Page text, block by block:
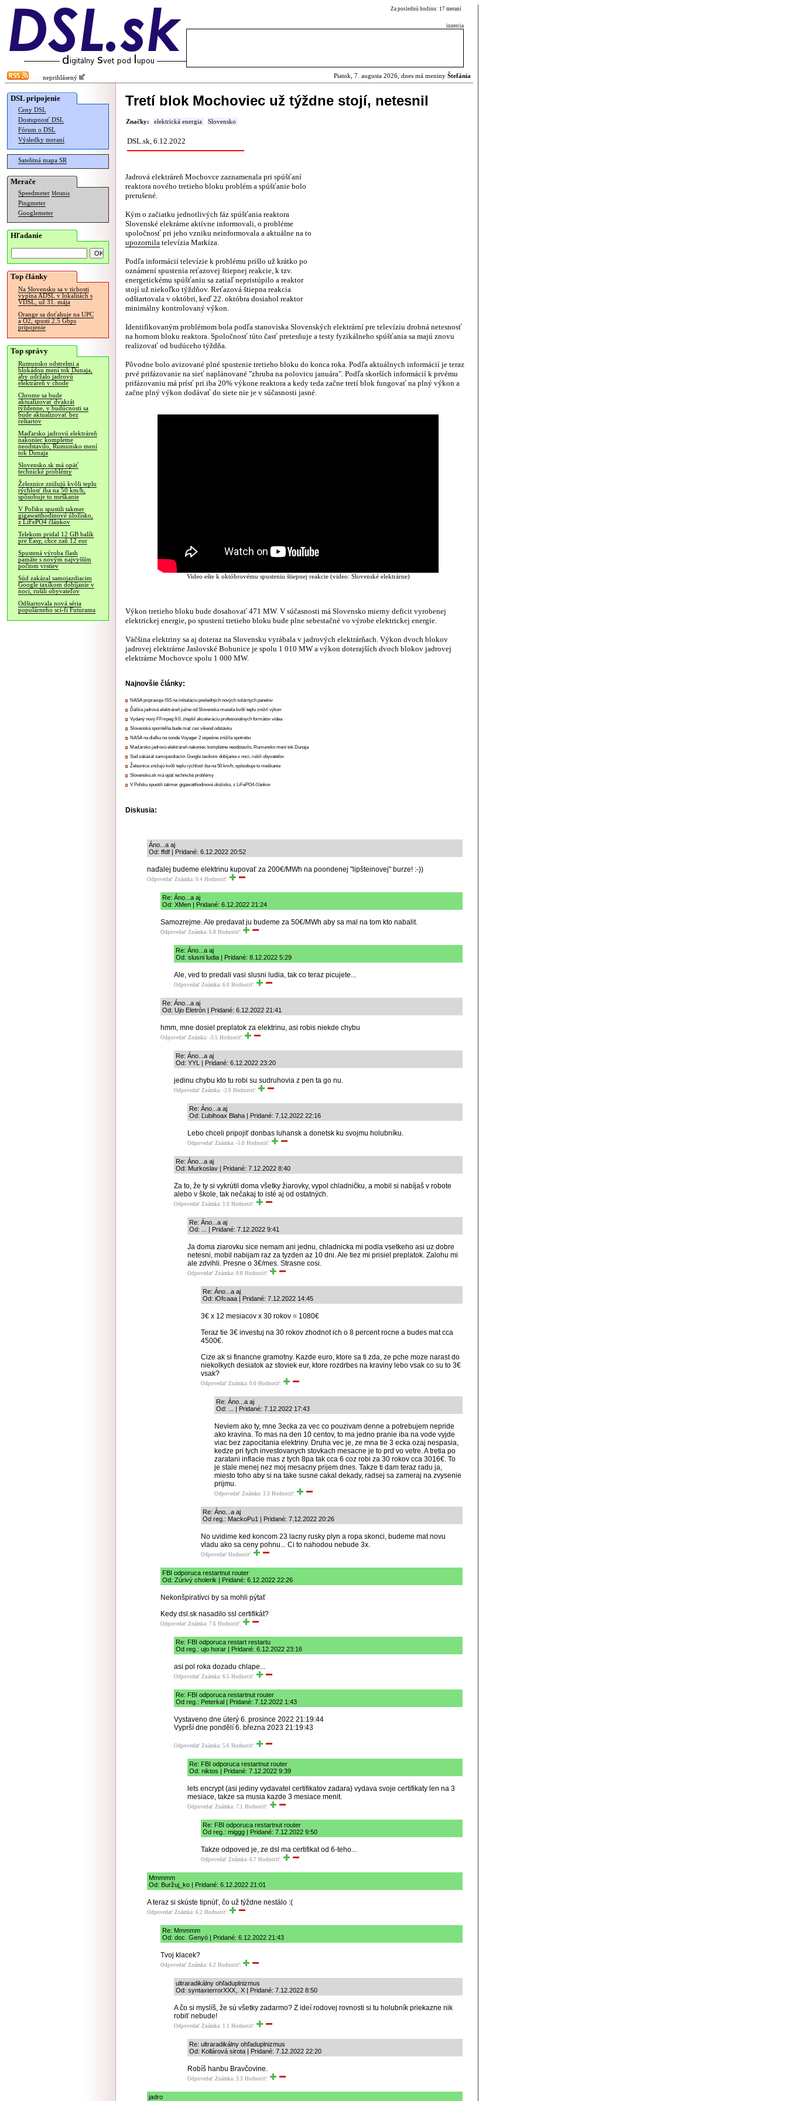
Za poslednú hodinu: 17 meraní
inzercia
neprihlásený Piatok, 7. augusta 2026, dnes má meniny Štefánia
DSL pripojenie
Ceny DSL
Dostupnosť DSL
Fórum o DSL
Výsledky meraní
Satelitná mapa SR
Merače
Speedmeter Merania
Pingmeter
Googlemeter
Hľadanie
Top články
Na Slovensku sa v tichosti
vypína ADSL v lokalitách s
VDSL, už 31. mája
Orange sa doťahuje na UPC
a O2, spustí 2.5 Gbps
pripojenie
Top správy
Rumunsko odstrelmi a
blokádou mení tok Dunaja,
aby udržalo jadrovú
elektráreň v chode
Chrome sa bude
aktualizovať dvakrát
týždenne, v budúcnosti sa
bude aktualizovať bez
reštartov
Maďarsko jadrovú elektráreň
nakoniec kompletne
neodstavilo, Rumunsko mení
tok Dunaja
Slovensko.sk má opäť
technické problémy
Železnice znižujú kvôli teplu
rýchlosť iba na 50 km/h,
spôsobuje to meškanie
V Poľsku spustili takmer
gigawatthodinové úložisko,
z LiFePO4 článkov
Telekom pridal 12 GB balík
pre Easy, chce zaň 12 eur
Spustená výroba flash
pamäte s novým najvyšším
počtom vrstiev
Súd zakázal samojazdiacim
Google taxíkom dobíjanie v
noci, rušili obyvateľov
Odštartovala nová séria
populárneho sci-fi Futurama
Tretí blok Mochoviec už týždne stojí, netesnil
Značky: elektrická energia Slovensko
DSL.sk, 6.12.2022
Jadrová elektráreň Mochovce zaznamenala pri spúšťaní
reaktora nového tretieho bloku problém a spúšťanie bolo
prerušené.
Kým o začiatku jednotlivých fáz spúšťania reaktora
Slovenské elekrárne aktívne informovali, o probléme
spoločnosť pri jeho vzniku neinformovala a aktuálne na to
upozornila televízia Markíza.
Podľa informácií televízie k problému prišlo už krátko po
oznámení spustenia reťazovej štiepnej reakcie, k tzv.
energetickému spúšťaniu sa zatiaľ nepristúpilo a reaktor
stojí už niekoľko týždňov. Reťazová štiepna reakcia
odštartovala v októbri, keď 22. októbra dosiahol reaktor
minimálny kontrolovaný výkon.
Identifikovaným problémom bola podľa stanoviska Slovenských elektrární pre televíziu drobná netesnosť
na hornom bloku reaktora. Spoločnosť túto časť pretesňuje a testy fyzikálneho spúšťania sa majú znovu
realizovať od budúceho týždňa.
Pôvodne bolo avizované plné spustenie tretieho bloku do konca roka. Podľa aktuálnych informácií je teraz
prvé prifázovanie na sieť naplánované "zhruba na polovicu januára". Podľa skorších informácií k prvému
prifázovaniu má prísť pri iba 20% výkone reaktora a kedy teda začne tretí blok fungovať na plný výkon a
začne plný výkon dodávať do siete nie je v súčasnosti jasné.
Video ešte k októbrovému spusteniu štiepnej reakcie (video: Slovenské elektrárne)
Výkon tretieho bloku bude dosahovať 471 MW. V súčasnosti má Slovensko mierny deficit vyrobenej
elektrickej energie, po spustení tretieho bloku bude plne sebestačné vo výrobe elektrickej energie.
Väčšina elektriny sa aj doteraz na Slovensku vyrábala v jadrových elektrárňach. Výkon dvoch blokov
jadrovej elektrárne Jaslovské Bohunice je spolu 1 010 MW a výkon doterajších dvoch blokov jadrovej
elektrárne Mochovce spolu 1 000 MW.
Najnovšie články:
NASA pripravuje ISS na inštaláciu posledných nových solárnych panelov
Ďalšia jadrová elektráreň južne od Slovenska musela kvôli teplu znížiť výkon
Vydaný nový FFmpeg 9.0, zlepšil akceleráciu profesionálnych formátov videa
Slovenská sporiteľňa bude mať cez víkend odstávku
NASA na diaľku na sonde Voyager 2 úspešne znížila spotrebu
Maďarsko jadrovú elektráreň nakoniec kompletne neodstavilo, Rumunsko mení tok Dunaja
Súd zakázal samojazdiacim Google taxíkom dobíjanie v noci, rušili obyvateľov
Železnice znižujú kvôli teplu rýchlosť iba na 50 km/h, spôsobuje to meškanie
Slovensko.sk má opäť technické problémy
V Poľsku spustili takmer gigawatthodinové úložisko, z LiFePO4 článkov
Diskusia:
Áno...a aj
Od: ffdf | Pridané: 6.12.2022 20:52
naďalej budeme elektrinu kupovať za 200€/MWh na poondenej "lipšteinovej" burze! :-))
Odpovedať Známka: 0.4 Hodnotiť:
Re: Áno...a aj
Od: XMen | Pridané: 6.12.2022 21:24
Samozrejme. Ale predavat ju budeme za 50€/MWh aby sa mal na tom kto nabalit.
Odpovedať Známka: 6.8 Hodnotiť:
Re: Áno...a aj
Od: slusni ludia | Pridané: 8.12.2022 5:29
Ale, ved to predali vasi slusni ludia, tak co teraz picujete...
Odpovedať Známka: 6.0 Hodnotiť:
Re: Áno...a aj
Od: Ujo Eletrón | Pridané: 6.12.2022 21:41
hmm, mne dosiel preplatok za elektrinu, asi robis niekde chybu
Odpovedať Známka: -3.5 Hodnotiť:
Re: Áno...a aj
Od: YYL | Pridané: 6.12.2022 23:20
jedinu chybu kto tu robi su sudruhovia z pen ta go nu.
Odpovedať Známka: -2.9 Hodnotiť:
Re: Áno...a aj
Od: Ľubihoax Blaha | Pridané: 7.12.2022 22:16
Lebo chceli pripojiť donbas luhansk a donetsk ku svojmu holubníku.
Odpovedať Známka: -5.0 Hodnotiť:
Re: Áno...a aj
Od: Murkoslav | Pridané: 7.12.2022 8:40
Za to, že ty si vykrútil doma všetky žiarovky, vypol chladničku, a mobil si nabíjaš v robote
alebo v škole, tak nečakaj to isté aj od ostatných.
Odpovedať Známka: 1.0 Hodnotiť:
Re: Áno...a aj
Od: ... | Pridané: 7.12.2022 9:41
Ja doma ziarovku sice nemam ani jednu, chladnicka mi podla vsetkeho asi uz dobre
netesni, mobil nabijam raz za tyzden az 10 dni. Ale tiez mi prisiel preplatok. Zalohu mi
ale zdvihli. Presne o 3€/mes. Strasne cosi.
Odpovedať Známka: 0.8 Hodnotiť:
Re: Áno...a aj
Od: iOfcaaa | Pridané: 7.12.2022 14:45
3€ x 12 mesiacov x 30 rokov = 1080€
Teraz tie 3€ investuj na 30 rokov zhodnot ich o 8 percent rocne a budes mat cca
4500€.
Cize ak si financne gramotny. Kazde euro, ktore sa ti zda, ze pche moze narast do
niekolkych desiatok az stoviek eur, ktore rozdrbes na kraviny lebo vsak co su to 3€
vsak?
Odpovedať Známka: 0.0 Hodnotiť:
Re: Áno...a aj
Od: ... | Pridané: 7.12.2022 17:43
Neviem ako ty, mne 3ecka za vec co pouzivam denne a potrebujem nepride
ako kravina. To mas na den 10 centov, to ma jedno pranie iba na vode vyjde
viac bez zapocitania elektriny. Druha vec je, ze mna tie 3 ecka ozaj nespasia,
kedze pri tych investovanych stovkach mesacne je to prd vo vetre. A tretia po
zaratani inflacie mas z tych 8pa tak cca 6 coz robi za 30 rokov cca 3016€. To
je stale menej nez moj mesacny prijem dnes. Takze ti dam teraz radu ja,
miesto toho aby si na take susne cakal dekady, radsej sa zameraj na zvysenie
prijmu.
Odpovedať Známka: 3.3 Hodnotiť:
Re: Áno...a aj
Od reg.: MackoPu1 | Pridané: 7.12.2022 20:26
No uvidime ked koncom 23 lacny rusky plyn a ropa skonci, budeme mat novu
vladu ako sa ceny pohnu... Ci to nahodou nebude 3x.
Odpovedať Hodnotiť:
FBI odporuca restartnut router
Od: Zúrivý cholerik | Pridané: 6.12.2022 22:26
Nekonšpiratívci by sa mohli pýtať
Kedy dsl.sk nasadilo ssl certifikát?
Odpovedať Známka: 7.6 Hodnotiť:
Re: FBI odporuca restart restartu
Od reg.: ujo horar | Pridané: 6.12.2022 23:16
asi pol roka dozadu chlape...
Odpovedať Známka: 6.5 Hodnotiť:
Re: FBI odporuca restartnut router
Od reg.: Peterkal | Pridané: 7.12.2022 1:43
Vystaveno dne úterý 6. prosince 2022 21:19:44
Vyprší dne pondělí 6. března 2023 21:19:43
Odpovedať Známka: 5.6 Hodnotiť:
Re: FBI odporuca restartnut router
Od: niktos | Pridané: 7.12.2022 9:39
lets encrypt (asi jediny vydavatel certifikatov zadara) vydava svoje certifikaty len na 3
mesiace, takze sa musia kazde 3 mesiace menit.
Odpovedať Známka: 7.1 Hodnotiť:
Re: FBI odporuca restartnut router
Od reg.: miggg | Pridané: 7.12.2022 9:50
Takze odpoved je, ze dsl ma certifikat od 6-teho...
Odpovedať Známka: 6.7 Hodnotiť:
Mmmmm
Od: Buržuj_ko | Pridané: 6.12.2022 21:01
A teraz si skúste tipnúť, čo už týždne nestálo :(
Odpovedať Známka: 6.2 Hodnotiť:
Re: Mmmmm
Od: doc. Genyó | Pridané: 6.12.2022 21:43
Tvoj klacek?
Odpovedať Známka: 6.2 Hodnotiť:
ultraradikálny ohľaduplnizmus
Od: syntaxterrorXXX,. X | Pridané: 7.12.2022 8:50
A čo si myslíš, že sú všetky zadarmo? Z ideí rodovej rovnosti si tu holubník priekazne nik
robiť nebude!
Odpovedať Známka: 1.1 Hodnotiť:
Re: ultraradikálny ohľaduplnizmus
Od: Kollárová sirota | Pridané: 7.12.2022 22:20
Robíš hanbu Bravčovine.
Odpovedať Známka: 3.3 Hodnotiť:
jadro